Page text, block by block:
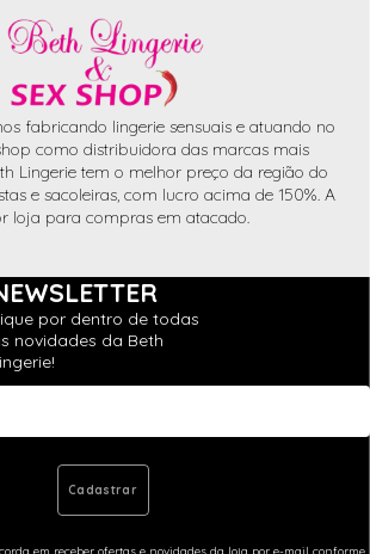
fabricando lingerie sensuais e atuando no
como distribuidora das marcas mais
Lingerie tem o melhor preço da região do
e sacoleiras, com lucro acima de 150%. A
loja para compras em atacado.
por dentro de todas
novidades da Beth
Cadastrar
em receber ofertas e novidades da loja por e-mail conforme